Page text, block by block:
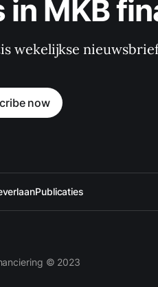
MKB
wekelijkse
now
Publicaties
© 2023